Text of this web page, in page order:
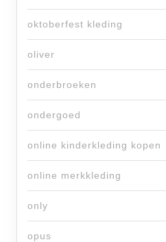
oktoberfest kleding
oliver
onderbroeken
ondergoed
online kinderkleding kopen
online merkkleding
only
opus